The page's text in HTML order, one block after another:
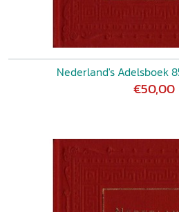
Nederland's Adelsboek
€50,00